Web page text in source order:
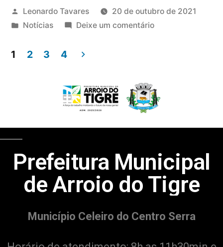
Leonardo Tavares
20 de outubro de 2021
Notícias
Deixe um comentário
1 2 3 4
Prefeitura Municipal
de Arroio do Tigre
Município Celeiro do Centro Serra